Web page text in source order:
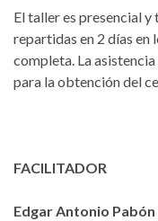
El taller es presencial y
repartidas en 2 días en
completa. La
para la obtención del
FACILITADOR
Edgar Antonio